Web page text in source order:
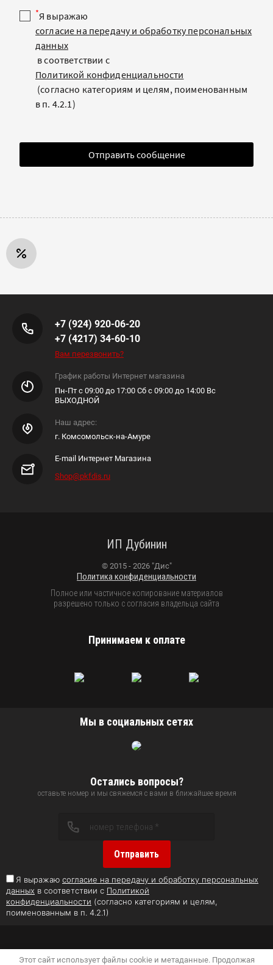
*Я выражаю
согласие на передачу и обработку персональных
данных
в соответствии с
Политикой конфиденциальности
(согласно категориям и целям, поименованным
в п. 4.2.1)
Отправить сообщение
+7 (924) 920-06-20
+7 (4217) 34-60-10
Вам перезвонить?
График работы Интернет магазина
Пн-Пт с 09:00 до 17:00 Сб с 09:00 до 14:00 Вс
ВЫХОДНОЙ
Наш адрес:
г. Комсомольск-на-Амуре
E-mail Интернет Магазина
Shop@pkfdis.ru
ИП Дубинин
© 2015 - 2026 "Дис"
Политика конфиденциальности
Полное или частичное копирование материалов
разрешено только с согласия владельца сайта
Принимаем к оплате
Мы в социальных сетях
Остались вопросы?
оставьте номер и мы свяжемся с вами в ближайшее время
Я выражаю согласие на передачу и обработку персональных
данных в соответствии с Политикой
конфиденциальности (согласно категориям и целям,
поименованным в п. 4.2.1)
Отправить
Этот сайт использует файлы cookie и метаданные. Продолжая